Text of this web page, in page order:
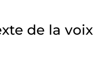
de la voix